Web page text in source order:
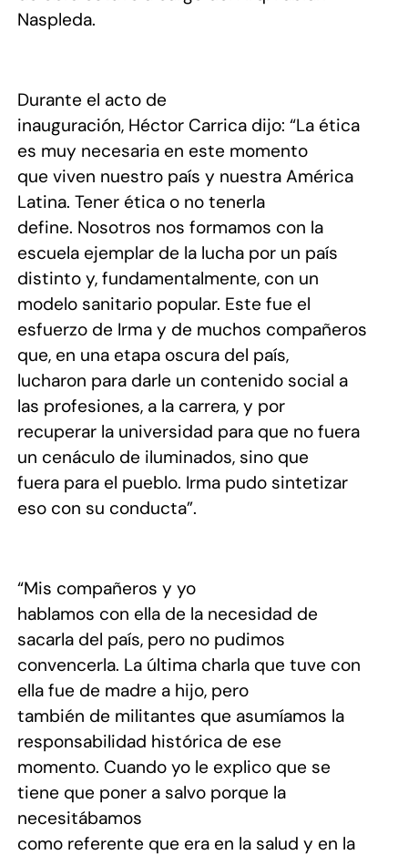
Naspleda.
Durante el acto de
inauguración, Héctor Carrica dijo: “La ética
es muy necesaria en este momento
que viven nuestro país y nuestra América
Latina. Tener ética o no tenerla
define. Nosotros nos formamos con la
escuela ejemplar de la lucha por un país
distinto y, fundamentalmente, con un
modelo sanitario popular. Este fue el
esfuerzo de Irma y de muchos compañeros
que, en una etapa oscura del país,
lucharon para darle un contenido social a
las profesiones, a la carrera, y por
recuperar la universidad para que no fuera
un cenáculo de iluminados, sino que
fuera para el pueblo. Irma pudo sintetizar
eso con su conducta”.
“Mis compañeros y yo
hablamos con ella de la necesidad de
sacarla del país, pero no pudimos
convencerla. La última charla que tuve con
ella fue de madre a hijo, pero
también de militantes que asumíamos la
responsabilidad histórica de ese
momento. Cuando yo le explico que se
tiene que poner a salvo porque la
necesitábamos
como referente que era en la salud y en la